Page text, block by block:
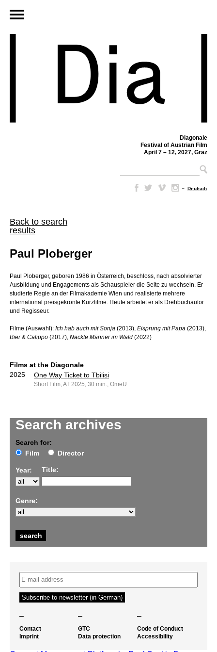
Diagonale
Festival of Austrian Film
April 7 – 12, 2027, Graz
– Deutsch
Back to search
results
Search archives
Search for:
Film
Director
Year: Title:
Genre:
Paul Ploberger
Paul Ploberger, geboren 1986 in Österreich, beschloss, nach absolvierter
Ausbildung und Engagements als Schauspieler die Seite zu wechseln. Er
studierte Regie an der Filmakademie Wien und realisierte mehrere
international preisgekrönte Kurzfilme. Heute arbeitet er als Drehbuchautor
und Regisseur.
Filme (Auswahl): Ich hab auch mit Sonja (2013), Eisprung mit Papa (2013),
Bier & Calippo (2017), Nackte Männer im Wald (2022)
Films at the Diagonale
2025
One Way Ticket to Tbilisi
Short Film, AT 2025, 30 min., OmeU
– – –
Contact
Imprint
GTC
Data protection
Code of Conduct
Accessibility